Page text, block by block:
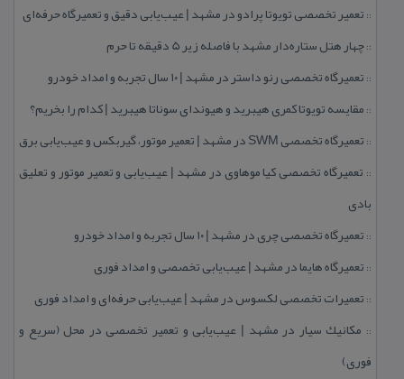
:: تعمیر تخصصی تویوتا پرادو در مشهد | عیب‌یابی دقیق و تعمیرگاه حرفه‌ای
::چهار هتل‌ ستاره‌دار مشهد با فاصله زیر 5 دقیقه تا حرم
:: تعمیرگاه تخصصی رنو داستر در مشهد | ۱۰ سال تجربه و امداد خودرو
:: مقایسه تویوتا كمری هیبرید و هیوندای سوناتا هیبرید | كدام را بخریم؟
:: تعمیرگاه تخصصی SWM در مشهد | تعمیر موتور، گیربكس و عیب‌یابی برق
:: تعمیرگاه تخصصی كیا موهاوی در مشهد | عیب‌یابی و تعمیر موتور و تعلیق
بادی
:: تعمیرگاه تخصصی چری در مشهد | ۱۰ سال تجربه و امداد خودرو
:: تعمیرگاه هایما در مشهد | عیب‌یابی تخصصی و امداد فوری
:: تعمیرات تخصصی لكسوس در مشهد | عیب‌یابی حرفه‌ای و امداد فوری
:: مكانیك سیار در مشهد | عیب‌یابی و تعمیر تخصصی در محل (سریع و
فوری)